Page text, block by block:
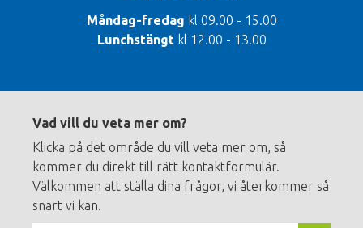
Måndag-fredag kl 09.00 - 15.00
Lunchstängt kl 12.00 - 13.00
menuVad vill du veta mer om?
Klicka på det område du vill veta mer om, så
kommer du direkt till rätt kontaktformulär.
Välkommen att ställa dina frågor, vi återkommer så
snart vi kan.